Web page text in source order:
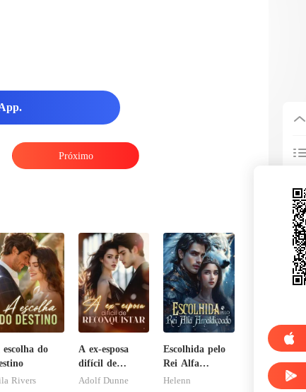
Próximo
escolha do
Rivers
A ex-esposa
difícil de
reconquistar
Adolf Dunne
Escolhida pelo
Rei Alfa
Amaldiçoado
Helenn